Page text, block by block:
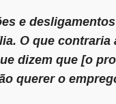
e
O que contraria
dizem que [o
querer o